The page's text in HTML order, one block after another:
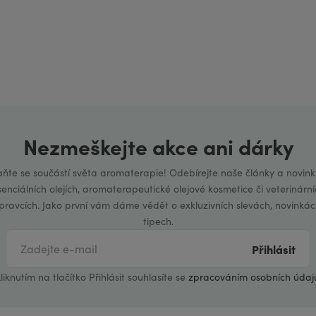
Nezmeškejte akce ani dárky
se součástí světa aromaterapie! Odebírejte naše články a
olejích, aromaterapeutické olejové kosmetice či
Jako první vám dáme vědět o exkluzivních slevách,
tipech.
Přihlásit
na tlačítko Přihlásit souhlasíte se zpracováním osobních